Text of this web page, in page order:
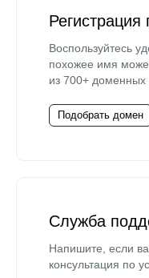
Воспользуйтесь
похожее имя
из 700+ доменных
Подобрать домен
Служба
Напишите, если
консультация по